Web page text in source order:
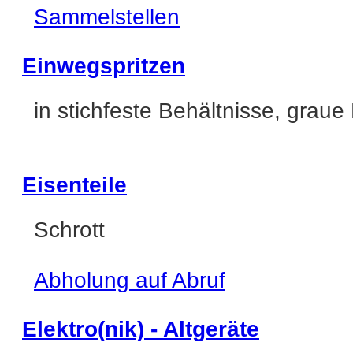
Sammelstellen
Einwegspritzen
in stichfeste Behältnisse, graue
Eisenteile
Schrott
Abholung auf Abruf
Elektro(nik) - Altgeräte